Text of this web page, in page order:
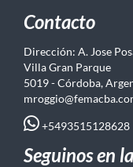
Contacto
Dirección: A. Jose
Villa Gran Parque
5019 - Córdoba,
+5493515128628
Seguinos en